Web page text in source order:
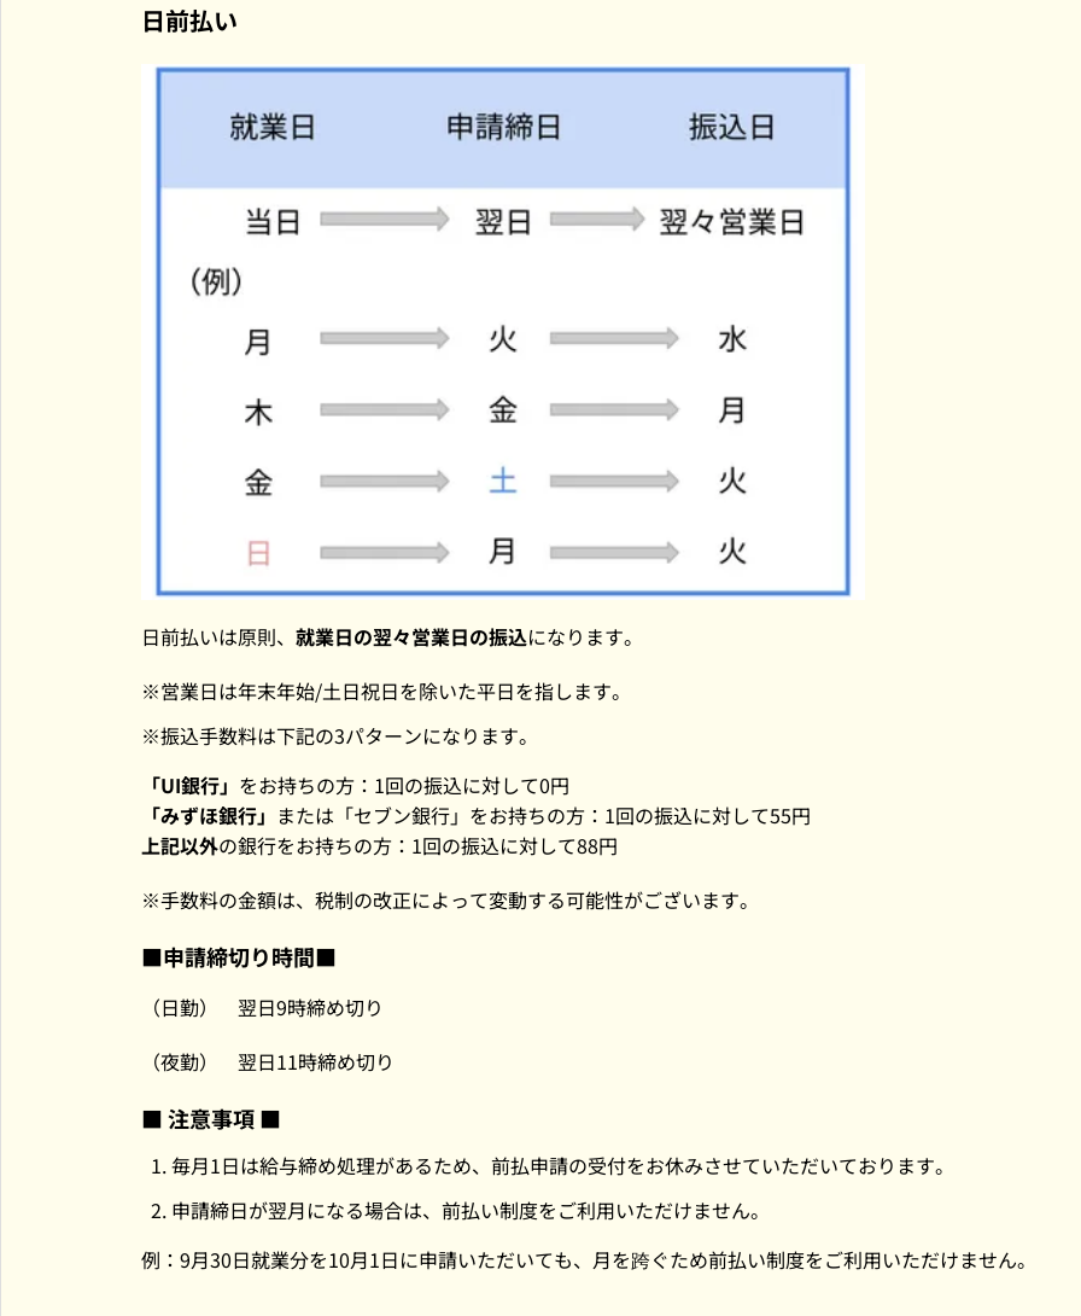
日前払い
日前払いは原則、 就業日の翌々営業日の振込になります。
営業日は年末年始/土日祝日を除いた平日を指します。
振込手数料は下記の3パターンになります。
「UI銀行」 をお持ちの方：1回の振込に対して0円
「みずほ銀行」 または「セブン銀行」をお持ちの方：1回の振込に対して55円
上記以外の銀行をお持ちの方：1回の振込に対して88円
手数料の金額は、税制の改正によって変動する可能性がございます。
■申請締切り時間■
（日勤） 翌日9時締め切り
（夜勤） 翌日11時締め切り
■ 注意事項 ■
毎月1日は給与締め処理があるため、前払申請の受付をお休みさせていただいております。
申請締日が翌月になる場合は、前払い制度をご利用いただけません。
例：9月30日就業分を10月1日に申請いただいても、月を跨ぐため前払い制度をご利用いただけません。